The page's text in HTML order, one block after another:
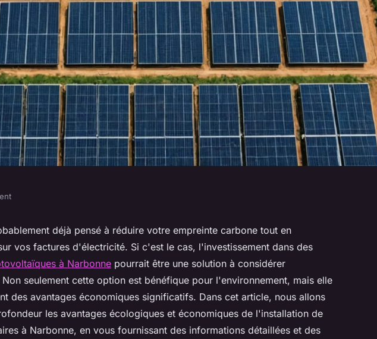
:
et économiques
déjà pensé à réduire votre empreinte carbone tout en
vos factures d'électricité. Si c'est le cas, l'investissement dans des
à Narbonne pourrait être une solution à considérer
Non seulement cette option est bénéfique pour l'environnement, mais elle
des avantages économiques significatifs. Dans cet article, nous allons
les avantages écologiques et économiques de l'installation de
à Narbonne, en vous fournissant des informations détaillées et des